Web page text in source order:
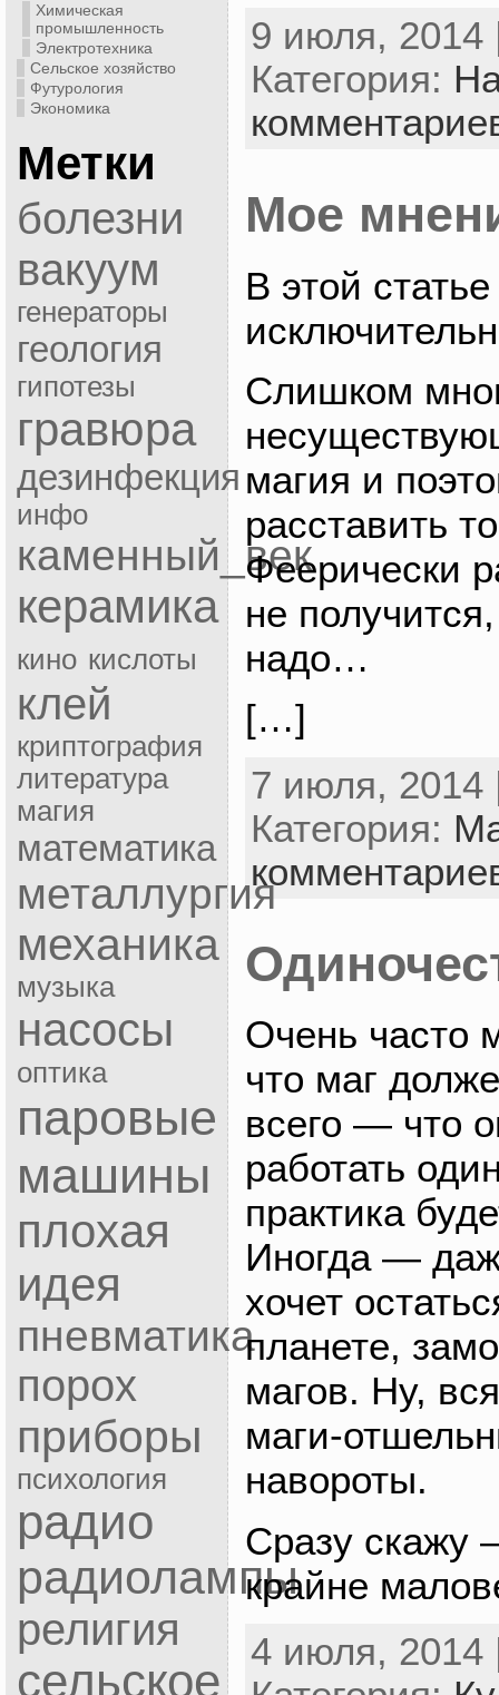
Химическая
промышленность
Электротехника
Сельское хозяйство
Футурология
Экономика
Метки
болезни
вакуум
генераторы
геология
гипотезы
гравюра
дезинфекция
инфо
каменный_век
керамика
кино кислоты
клей
криптография
литература
магия
математика
металлургия
механика
музыка
насосы
оптика
паровые
машины
плохая
идея
пневматика
порох
приборы
психология
радио
радиолампы
религия
сельское
9 июля, 2014
Категория:
Мое
В этой
Слишком
магия и
расставить
Феерически
не
надо…
[…]
7 июля, 2014
Категория:
Очень часто
что маг
всего — что
работать
практика
Иногда —
хочет
планете,
магов. Ну,
маги-
навороты.
Сразу скажу
крайне
4 июля, 2014